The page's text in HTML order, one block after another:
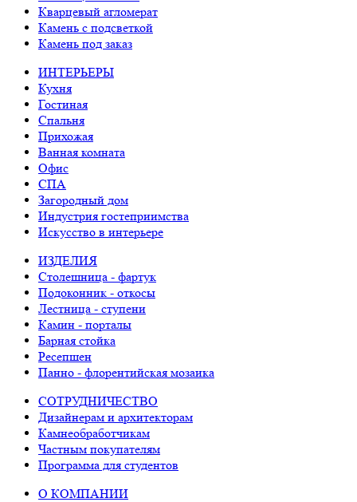
Кварцевый агломерат
Камень с подсветкой
Камень под заказ
ИНТЕРЬЕРЫ
Кухня
Гостиная
Спальня
Прихожая
Ванная комната
Офис
СПА
Загородный дом
Индустрия гостеприимства
Искусство в интерьере
ИЗДЕЛИЯ
Столешница - фартук
Подоконник - откосы
Лестница - ступени
Камин - порталы
Барная стойка
Ресепшен
Панно - флорентийская мозаика
СОТРУДНИЧЕСТВО
Дизайнерам и архитекторам
Камнеобработчикам
Частным покупателям
Программа для студентов
О КОМПАНИИ